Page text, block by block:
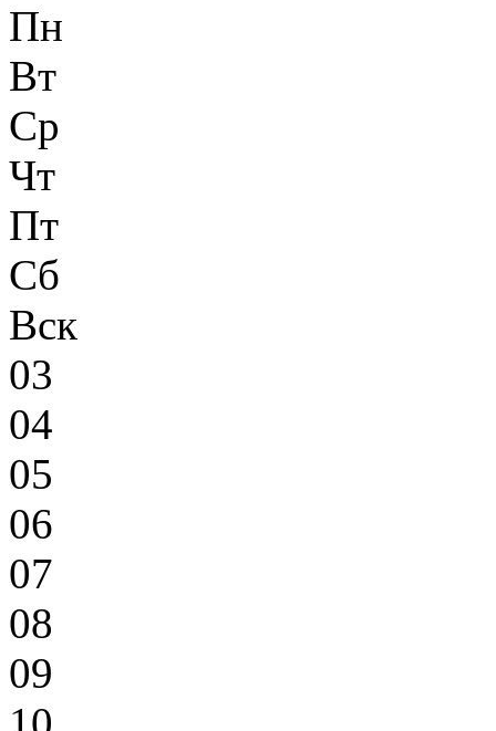
Пн
Вт
Ср
Чт
Пт
Сб
Вск
03
04
05
06
07
08
09